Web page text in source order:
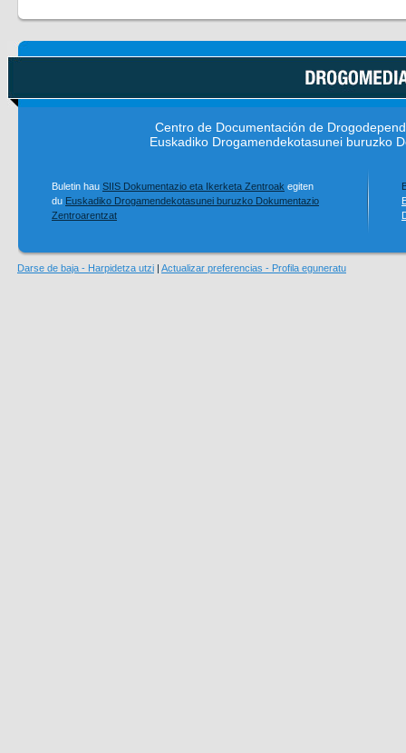
Centro de Documentación de
Euskadiko Drogamendekotasunei buruzko
Buletin hau SIIS Dokumentazio eta Ikerketa Zentroak egiten
du Euskadiko Drogamendekotasunei buruzko Dokumentazio
Zentroarentzat
Darse de baja - Harpidetza utzi | Actualizar preferencias - Profila eguneratu